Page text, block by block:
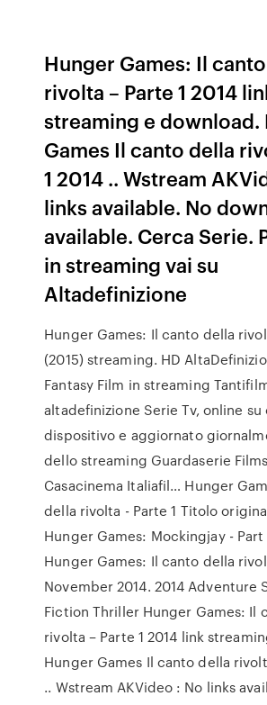
Hunger Games: Il
rivolta – Parte 1 2014
streaming e download.
Games Il canto della
1 2014 .. Wstream
links available. No
available. Cerca Serie.
in streaming vai su
Altadefinizione
Hunger Games: Il canto della
(2015) streaming. HD
Fantasy Film in streaming
altadefinizione Serie Tv, online su
dispositivo e aggiornato
dello streaming Guardaserie
Casacinema Italiafil… Hunger
della rivolta - Parte 1 Titolo
Hunger Games: Mockingjay - Part
Hunger Games: Il canto della
November 2014. 2014 Adventure
Fiction Thriller Hunger Games: Il
rivolta – Parte 1 2014 link
Hunger Games Il canto della
.. Wstream AKVideo : No links